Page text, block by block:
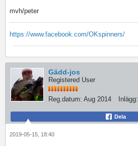
mvh/peter
https://www.facebook.com/OKspinners/
Gädd-jos
Registered User
Reg.datum: Aug 2014 Inlägg:
Dela
2019-05-15, 18:40